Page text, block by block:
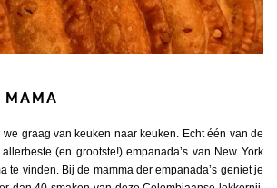
MAMA
we graag van keuken naar keuken. Echt één van de
(en grootste!) empanada’s van New York
te vinden. Bij de mamma der empanada’s geniet je